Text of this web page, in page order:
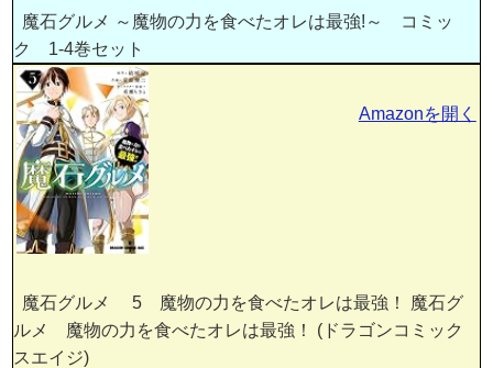
魔石グルメ ～魔物の力を食べたオレは最強!～ コミッ
ク 1-4巻セット
魔石グルメ 5 魔物の力を食べたオレは最強！ 魔石グ
ルメ 魔物の力を食べたオレは最強！ (ドラゴンコミック
スエイジ)
Amazonを開く